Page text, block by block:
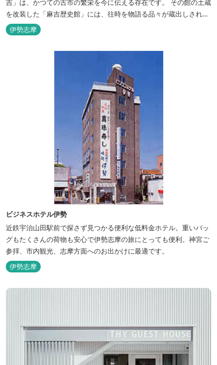
吉」は、かつての古市の繁栄を今に伝える存在です。 その館の土蔵
を改装した「麻吉歴史館」には、往時を物語る品々が蔵出しされ、
お伊勢参り華やかなりし頃へとお誘い致します。
伊勢志摩
ビジネスホテル伊勢
近鉄宇治山田駅前で探さず見つかる便利な低料金ホテル。重いバッ
グもたくさんの荷物も安心で伊勢志摩の旅にとっても便利。神宮ご
参拝、市内観光、志摩方面へのお出かけに最適です。
伊勢志摩